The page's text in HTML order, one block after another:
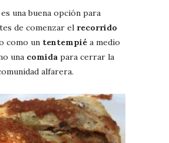
es una buena opción para
de comenzar el recorrido
como un tentempié a medio
una comida para cerrar la
alfarera.